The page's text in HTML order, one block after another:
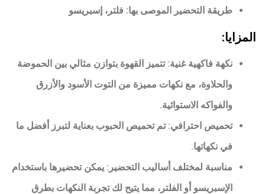
طريقة التحضير الموصى بها: فلتر، إسبريسو
المزايا:
نكهة فاكهية غنية: تتميز القهوة بتوازن مثالي بين الحموضة
والحلاوة، مع نكهات مميزة من التوت الأسود والأزرق
والفواكه الاستوائية.
تحميص احترافي: تم تحميص الحبوب بعناية لتبرز أفضل ما
في نكهاتها.
مناسبة لمختلف أساليب التحضير: يمكن تحضيرها باستخدام
الإسبريسو أو الفلتر، مما يتيح لك تجربة النكهات بطرق